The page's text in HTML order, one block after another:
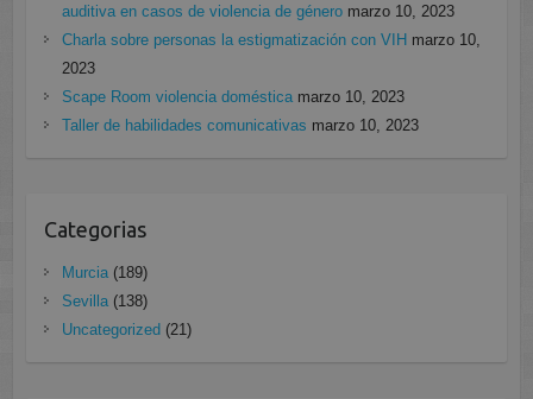
auditiva en casos de violencia de género marzo 10, 2023
Charla sobre personas la estigmatización con VIH marzo 10,
2023
Scape Room violencia doméstica marzo 10, 2023
Taller de habilidades comunicativas marzo 10, 2023
Categorias
Murcia(189)
Sevilla(138)
Uncategorized(21)